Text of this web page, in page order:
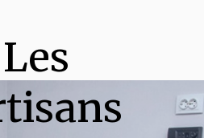
Les